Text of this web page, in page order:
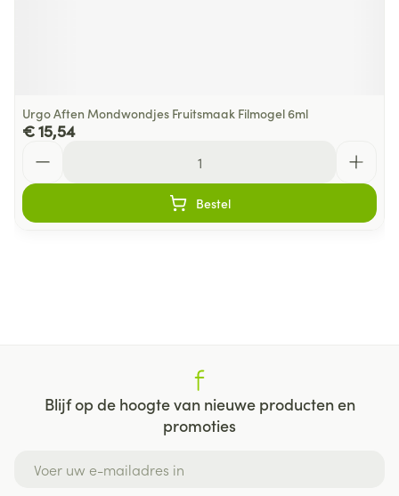
Urgo Aften Mondwondjes Fruitsmaak Filmogel 6ml
€ 15,54
Bestel
Blijf op de hoogte van nieuwe producten en
promoties